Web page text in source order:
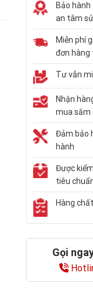
Bảo
an tâm
Miễn phí
đơn
Tư vẫn
Nhận
mua sắm
Đảm bảo
hành
Được
tiêu
Hàng
Gọi